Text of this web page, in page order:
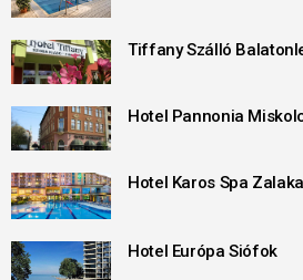
Tiffany Szálló
Hotel Pannonia
Hotel Karos Spa
Hotel Európa Siófok